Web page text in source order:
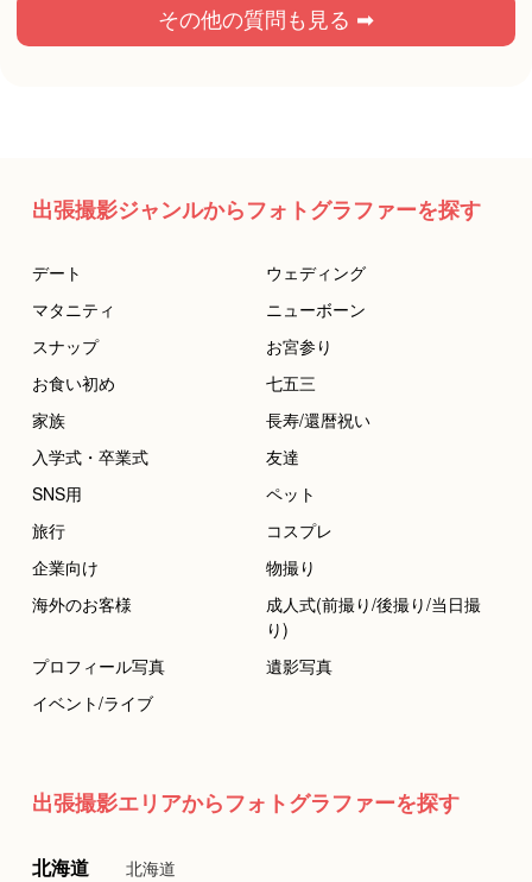
その他の質問も見る ➡
出張撮影ジャンルからフォトグラファーを探す
デート
ウェディング
マタニティ
ニューボーン
スナップ
お宮参り
お食い初め
七五三
家族
長寿/還暦祝い
入学式・卒業式
友達
SNS用
ペット
旅行
コスプレ
企業向け
物撮り
海外のお客様
成人式(前撮り/後撮り/当日撮
り)
プロフィール写真
遺影写真
イベント/ライブ
出張撮影エリアからフォトグラファーを探す
北海道 北海道